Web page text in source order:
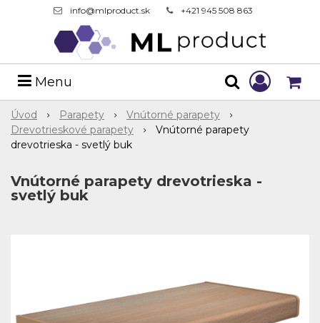
info@mlproduct.sk +421 945 508 863
Menu
Úvod Parapety
Vnútorné parapety
Drevotrieskové parapety
Vnútorné parapety
drevotrieska - svetlý buk
Vnútorné parapety drevotrieska -
svetlý buk